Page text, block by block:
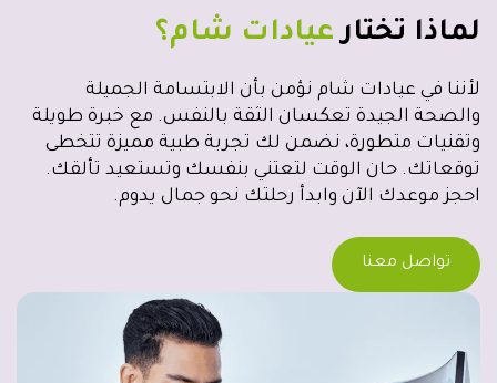
لماذا تختار عيادات شام؟
لأننا في عيادات شام نؤمن بأن الابتسامة الجميلة
والصحة الجيدة تعكسان الثقة بالنفس. مع خبرة طويلة
وتقنيات متطورة، نضمن لك تجربة طبية مميزة تتخطى
توقعاتك. حان الوقت لتعتني بنفسك وتستعيد تألقك.
احجز موعدك الآن وابدأ رحلتك نحو جمال يدوم.
تواصل معنا